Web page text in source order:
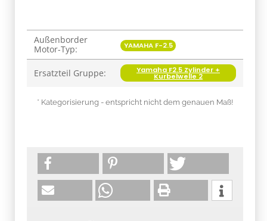
Produkteigenschaft
Wert
Außenborder
Motor-Typ:
YAMAHA F-2.5
Ersatzteil Gruppe: Yamaha F2.5 Zylinder +
Kurbelwelle 2
* Kategorisierung - entspricht nicht dem genauen Maß!